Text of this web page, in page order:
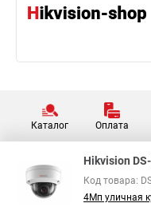
Каталог Оплата
Hikvision
Код товара:
4Мп уличная